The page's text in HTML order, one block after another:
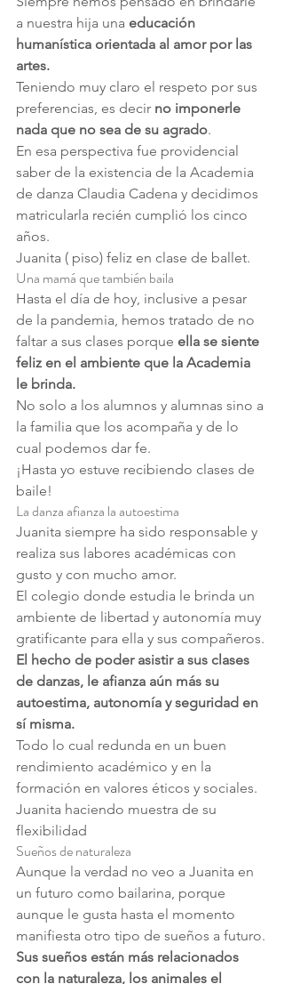
a nuestra hija una educación
humanística orientada al amor por las
artes.
Teniendo muy claro el respeto por sus
preferencias, es decir no imponerle
nada que no sea de su agrado.
En esa perspectiva fue providencial
saber de la existencia de la Academia
de danza Claudia Cadena y decidimos
matricularla recién cumplió los cinco
años.
Juanita ( piso) feliz en clase de ballet.
Una mamá que también baila
Hasta el día de hoy, inclusive a pesar
de la pandemia, hemos tratado de no
faltar a sus clases porque ella se siente
feliz en el ambiente que la Academia
le brinda.
No solo a los alumnos y alumnas sino a
la familia que los acompaña y de lo
cual podemos dar fe.
¡Hasta yo estuve recibiendo clases de
baile!
La danza afianza la autoestima
Juanita siempre ha sido responsable y
realiza sus labores académicas con
gusto y con mucho amor.
El colegio donde estudia le brinda un
ambiente de libertad y autonomía muy
gratificante para ella y sus compañeros.
El hecho de poder asistir a sus clases
de danzas, le afianza aún más su
autoestima, autonomía y seguridad en
sí misma.
Todo lo cual redunda en un buen
rendimiento académico y en la
formación en valores éticos y sociales.
Juanita haciendo muestra de su
flexibilidad
Sueños de naturaleza
Aunque la verdad no veo a Juanita en
un futuro como bailarina, porque
aunque le gusta hasta el momento
manifiesta otro tipo de sueños a futuro.
Sus sueños están más relacionados
con la naturaleza, los animales el